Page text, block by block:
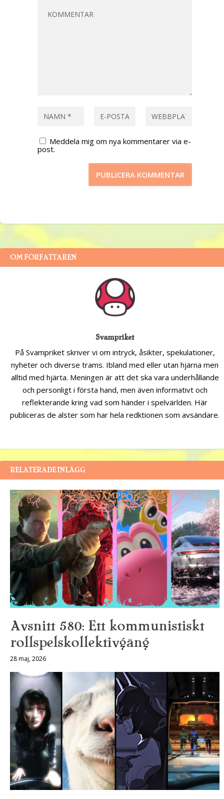
Meddela mig om nya kommentarer via e-
post.
OM FÖRFATTAREN
Svampriket
På Svampriket skriver vi om intryck, åsikter, spekulationer,
nyheter och diverse trams. Ibland med eller utan hjärna men
alltid med hjärta. Meningen är att det ska vara underhållande
och personligt i första hand, men även informativt och
reflekterande kring vad som händer i spelvärlden. Här
publiceras de alster som har hela redktionen som avsändare.
RELATERADE INLÄGG
Avsnitt 580: Ett kommunistiskt
rollspelskollektivgäng
28 maj, 2026